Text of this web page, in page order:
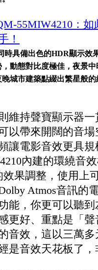
時具備出色的HDR顯示效
，動態對比度極佳，夜景
城市建築點綴出繁星般
維持聲寶顯示器一
以帶來開闊的音
讓電影音效更具
內建的環繞音
效果調整，使用上
Atmos音訊的
能，你更可以聽到
更好、重點是「
音效，這以三萬
是音效天花板了，